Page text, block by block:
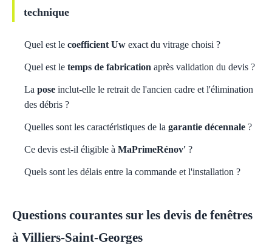
technique
Quel est le coefficient Uw exact du vitrage choisi ?
Quel est le temps de fabrication après validation du devis ?
La pose inclut-elle le retrait de l'ancien cadre et l'élimination
des débris ?
Quelles sont les caractéristiques de la garantie décennale ?
Ce devis est-il éligible à MaPrimeRénov' ?
Quels sont les délais entre la commande et l'installation ?
Questions courantes sur les devis de fenêtres
à Villiers-Saint-Georges